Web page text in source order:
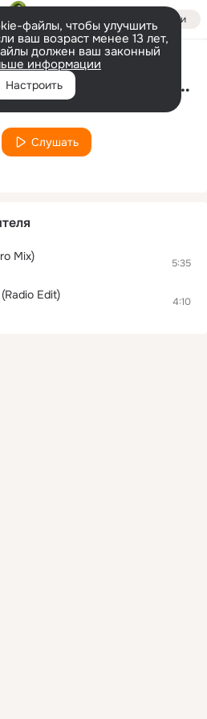
Войти
файлы, чтобы улучшить
ваш возраст менее 13 лет,
должен ваш законный
информации
Настроить Can I Be Your Star (Extended Mix)
Слушать
Mix) 5:35
Edit) 4:10